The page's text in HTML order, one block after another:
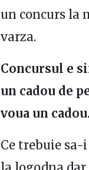
un concurs la
varza.
Concursul e
un cadou de
voua un cadou.
Ce trebuie sa-i